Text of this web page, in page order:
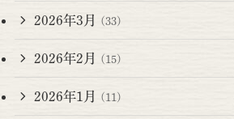
2026年3月 (33)
2026年2月 (15)
2026年1月 (11)